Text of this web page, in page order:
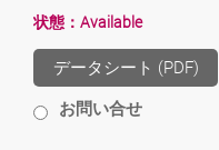
状態： Available
データシート (PDF)
お問い合せ